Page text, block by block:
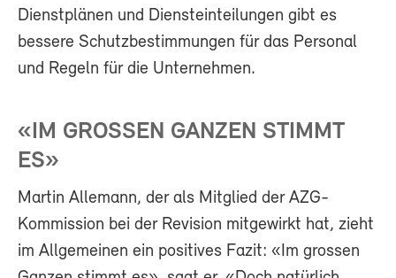
Dienstplänen und Diensteinteilungen gibt es
bessere Schutzbestimmungen für das Personal
und Regeln für die Unternehmen.
«IM GROSSEN GANZEN STIMMT
ES»
Martin Allemann, der als Mitglied der AZG-
Kommission bei der Revision mitgewirkt hat, zieht
im Allgemeinen ein positives Fazit: «Im grossen